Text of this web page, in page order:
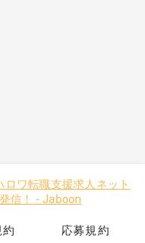
ロワ転職支援求人ネット
信！
- Jaboon
応募規約